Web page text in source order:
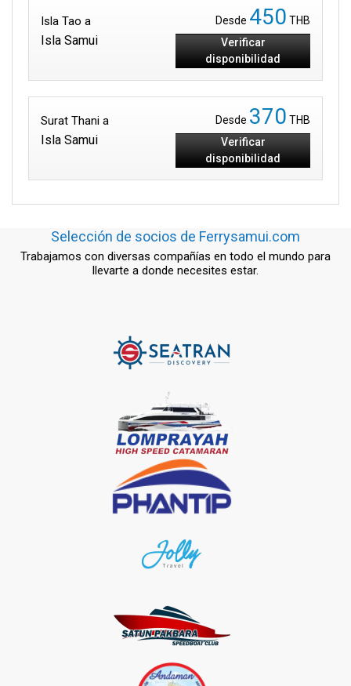
Isla Tao a
Isla Samui
Desde 450 THB
Verificar
disponibilidad
Surat Thani a
Isla Samui
Desde 370 THB
Verificar
disponibilidad
Selección de socios de Ferrysamui.com
Trabajamos con diversas compañías en todo el mundo para
llevarte a donde necesites estar.